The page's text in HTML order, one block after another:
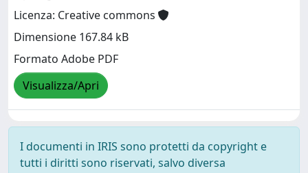
Licenza: Creative commons
Dimensione 167.84 kB
Formato Adobe PDF
Visualizza/Apri
I documenti in IRIS sono protetti da copyright e
tutti i diritti sono riservati, salvo diversa